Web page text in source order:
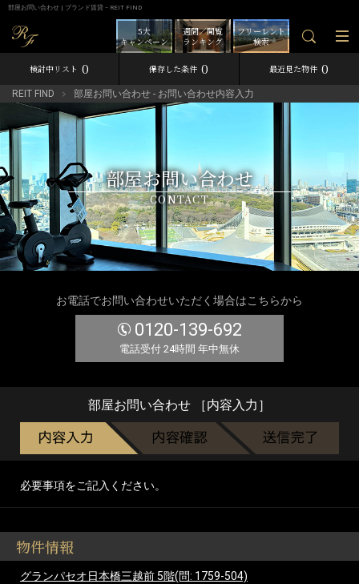
部屋お問い合わせ | ブランド賃貸－REIT FIND
フリーレント
検索
週間／閲覧
ランキング
5大
キャンペーン
検討中リスト 0 保存した条件 0 最近見た物件 0
REIT FIND 部屋お問い合わせ - お問い合わせ内容入力
部屋お問い合わせ
CONTACT
お電話でお問い合わせいただく場合はこちらから
0120-139-692
電話受付 24時間 年中無休
部屋お問い合わせ ［内容入力］
必要事項をご記入ください。
物件情報
グランパセオ日本橋三越前 5階(問: 1759-504)